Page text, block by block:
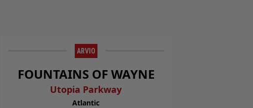
ARVIO
FOUNTAINS OF WAYNE
Utopia Parkway
Atlantic